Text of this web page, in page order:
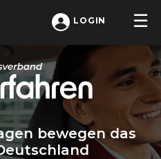
LOGIN
bewegen das